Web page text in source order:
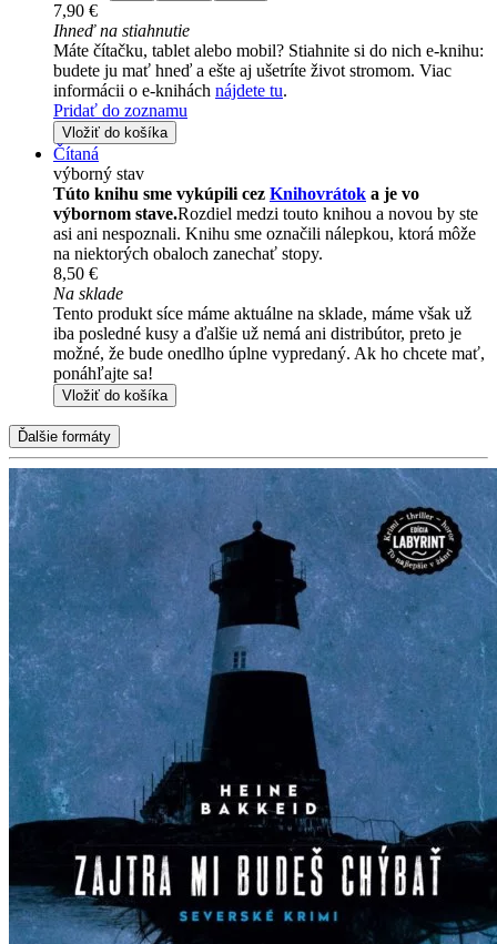
7,90 €
Ihneď na stiahnutie
Máte čítačku, tablet alebo mobil? Stiahnite si do nich e-knihu:
budete ju mať hneď a ešte aj ušetríte život stromom. Viac
informácii o e-knihách nájdete tu.
Pridať do zoznamu
Vložiť do košíka
Čítaná
výborný stav
Túto knihu sme vykúpili cez Knihovrátok a je vo
výbornom stave.Rozdiel medzi touto knihou a novou by ste
asi ani nespoznali. Knihu sme označili nálepkou, ktorá môže
na niektorých obaloch zanechať stopy.
8,50 €
Na sklade
Tento produkt síce máme aktuálne na sklade, máme však už
iba posledné kusy a ďalšie už nemá ani distribútor, preto je
možné, že bude onedlho úplne vypredaný. Ak ho chcete mať,
ponáhľajte sa!
Vložiť do košíka
Ďalšie formáty